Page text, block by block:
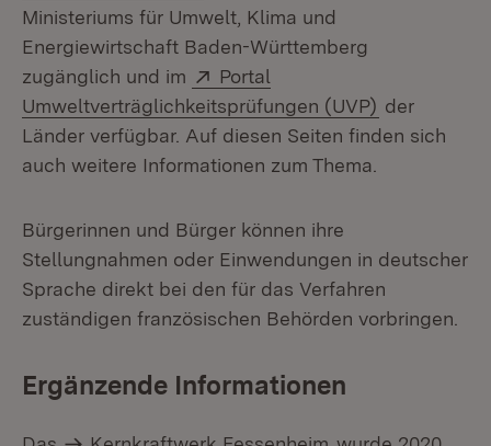
Ministeriums für Umwelt, Klima und
Energiewirtschaft Baden-Württemberg
zugänglich und im
Extern:
Portal
Umweltverträglichkeitsprüfungen (UVP) (Öffnet in
der
Länder verfügbar. Auf diesen Seiten finden sich
auch weitere Informationen zum Thema.
Bürgerinnen und Bürger können ihre
Stellungnahmen oder Einwendungen in deutscher
Sprache direkt bei den für das Verfahren
zuständigen französischen Behörden vorbringen.
Ergänzende Informationen